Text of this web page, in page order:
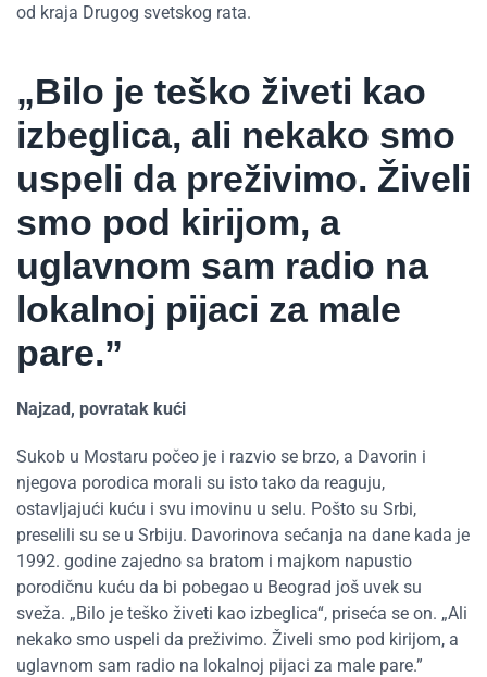
od kraja Drugog svetskog rata.
„Bilo je teško živeti kao
izbeglica, ali nekako smo
uspeli da preživimo. Živeli
smo pod kirijom, a
uglavnom sam radio na
lokalnoj pijaci za male
pare.”
Najzad, povratak kući
Sukob u Mostaru počeo je i razvio se brzo, a Davorin i
njegova porodica morali su isto tako da reaguju,
ostavljajući kuću i svu imovinu u selu. Pošto su Srbi,
preselili su se u Srbiju. Davorinova sećanja na dane kada je
1992. godine zajedno sa bratom i majkom napustio
porodičnu kuću da bi pobegao u Beograd još uvek su
sveža. „Bilo je teško živeti kao izbeglica“, priseća se on. „Ali
nekako smo uspeli da preživimo. Živeli smo pod kirijom, a
uglavnom sam radio na lokalnoj pijaci za male pare.”